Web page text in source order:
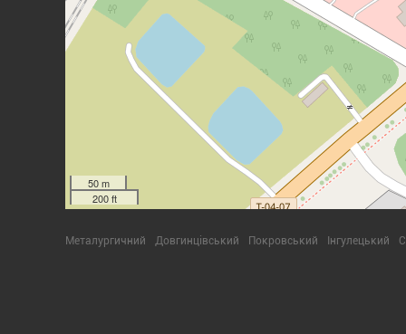
50 m
200 ft
Металургичний Довгинцівський Покровський Інгулецький